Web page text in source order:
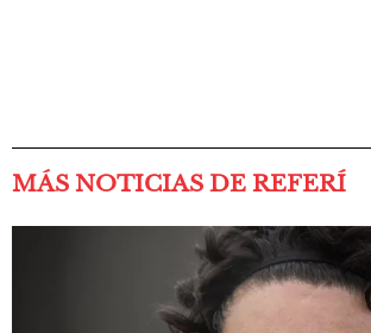
MÁS NOTICIAS DE REFERÍ